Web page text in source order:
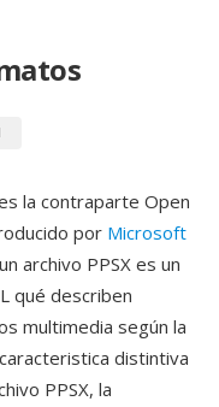
la contraparte Open
por Microsoft
archivo PPSX es un
qué describen
multimedia según la
distintiva
PPSX, la